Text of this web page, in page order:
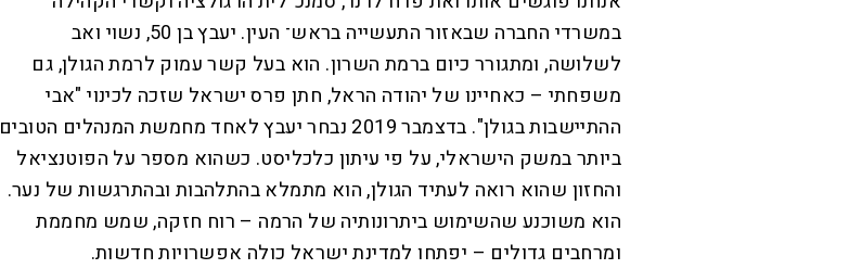
במשרדי החברה שבאזור התעשייה בראש־ העין. יעבץ בן 50, נשוי ואב
לשלושה, ומתגורר כיום ברמת השרון. הוא בעל קשר עמוק לרמת הגולן, גם
משפחתי – כאחיינו של יהודה הראל, חתן פרס ישראל שזכה לכינוי "אבי
ההתיישבות בגולן". בדצמבר 2019 נבחר יעבץ לאחד מחמשת המנהלים הטובים
ביותר במשק הישראלי, על פי עיתון כלכליסט. כשהוא מספר על הפוטנציאל
והחזון שהוא רואה לעתיד הגולן, הוא מתמלא בהתלהבות ובהתרגשות של נער.
הוא משוכנע שהשימוש ביתרונותיה של הרמה – רוח חזקה, שמש מחממת
ומרחבים גדולים – יפתחו למדינת ישראל כולה אפשרויות חדשות.